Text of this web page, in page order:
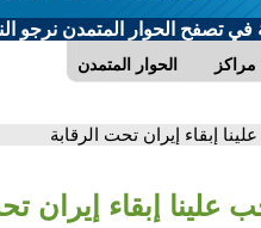
في تصفح الحوار المتمدن نرجو
الحوار المتمدن مراكز
إبقاء إيران تحت الرقابة
علينا إبقاء إيران